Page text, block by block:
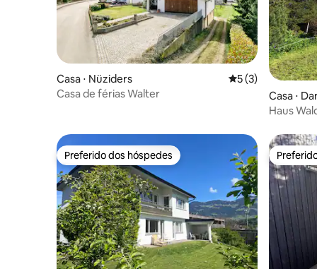
Casa ⋅ Nüziders 5 de uma
5 (3)
Casa de férias Walter
Casa ⋅
Haus
Preferido dos hóspedes
Preferido dos hóspedes